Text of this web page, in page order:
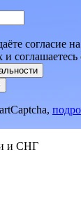
согласие
соглашаетесь
и СНГ